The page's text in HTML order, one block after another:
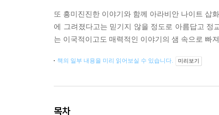
또 흥미진진한 이야기와 함께 아라비안 나이트 삽
에 그려졌다고는 믿기지 않을 정도로 아름답고
는 이국적이고도 매력적인 이야기의 샘 속으로 빠
책의 일부 내용을 미리 읽어보실 수 있습니다. 미리보기
목차